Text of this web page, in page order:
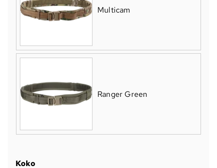
Multicam
Ranger Green
Koko